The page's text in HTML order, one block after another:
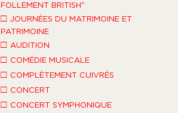
FOLLEMENT BRITISH"
□ JOURNÉES DU MATRIMOINE ET
PATRIMOINE
□ AUDITION
□ COMÉDIE MUSICALE
□ COMPLÈTEMENT CUIVRÉS
□ CONCERT
□ CONCERT SYMPHONIQUE